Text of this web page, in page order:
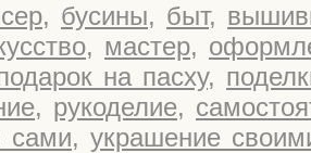
, бусины, быт,
, мастер,
на пасху,
, рукоделие,
сами, украшение